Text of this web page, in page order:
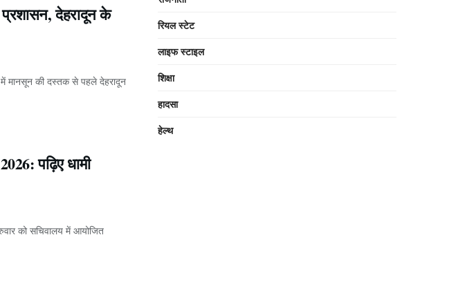
देहरादून के
मानसून की दस्तक से पहले देहरादून
पढ़िए धामी
को सचिवालय में आयोजित
रियल स्टेट
लाइफ स्टाइल
शिक्षा
हादसा
हेल्थ